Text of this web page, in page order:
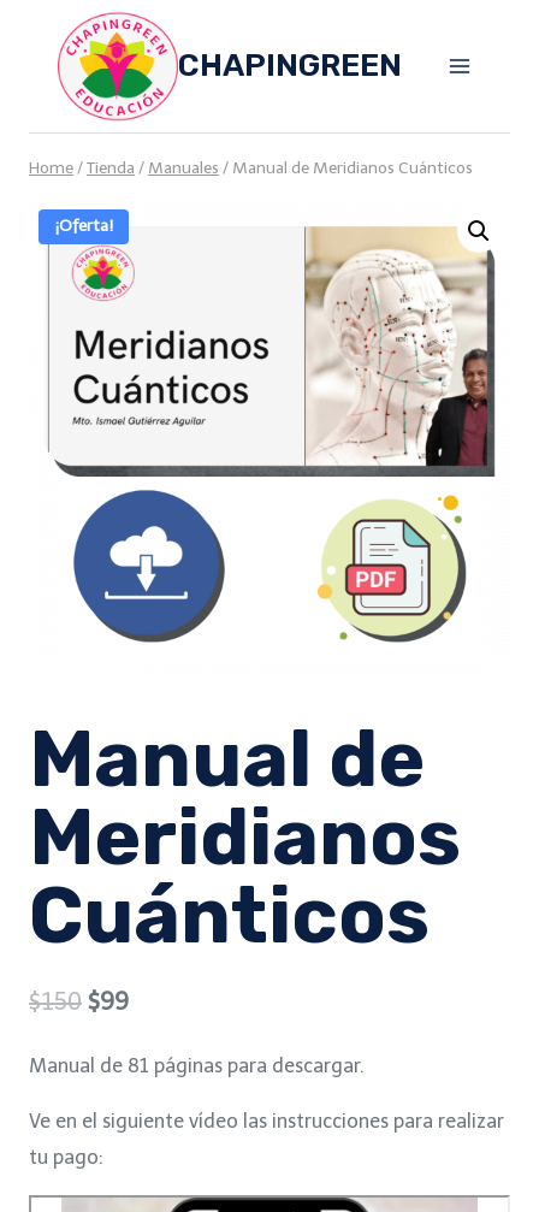
content
CHAPINGREEN
Home/Tienda / Manuales / Manual de Meridianos Cuánticos
¡Oferta!
Manual de
Meridianos
Cuánticos
$150 Original
$150.
$99Current
$99.
Manual de 81 páginas para descargar.
Ve en el siguiente vídeo las instrucciones para realizar
tu pago: